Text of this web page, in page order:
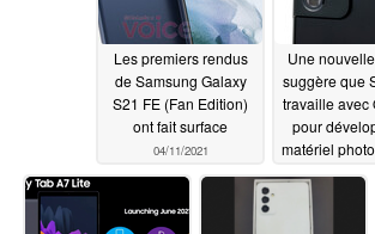
Les premiers rendus
de Samsung Galaxy
S21 FE (Fan Edition)
ont fait surface
04/11/2021
Une
suggère que
travaille avec
pour
matériel
3 et Galaxy